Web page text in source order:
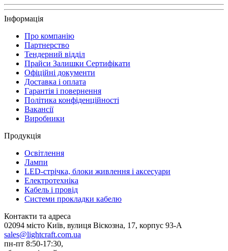
Інформація
Про компанію
Партнерство
Тендерний відділ
Прайси Залишки Сертифікати
Офіційні документи
Доставка і оплата
Гарантія і повернення
Політика конфіденційності
Вакансії
Виробники
Продукція
Освітлення
Лампи
LED-стрічка, блоки живлення і аксесуари
Електротехніка
Кабель і провід
Системи прокладки кабелю
Контакти та адреса
02094 місто Київ, вулиця Віскозна, 17, корпус 93-А
sales@lightcraft.com.ua
пн-пт 8:50-17:30,